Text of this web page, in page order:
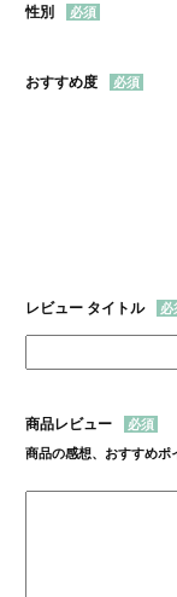
性別
おすすめ度
レビュー タイトル
商品レビュー
商品の感想、おすすめポ